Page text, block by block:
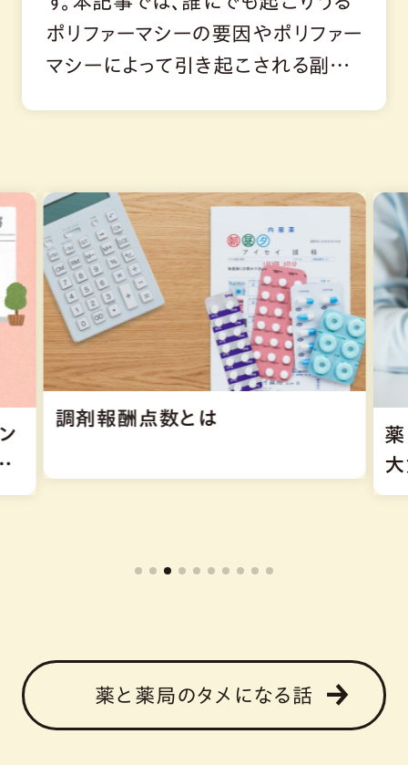
ポリファーマシーの要因やポリファー
マシーによって引き起こされる副作
調剤報酬点数とは
薬と薬局のタメになる話